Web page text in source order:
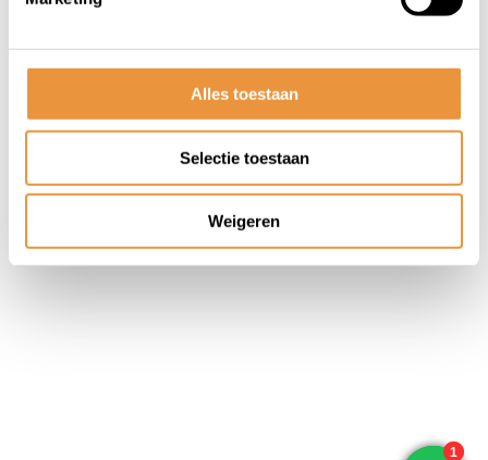
Alles toestaan
Selectie toestaan
Weigeren
Algemene voorwaarden Disclaimer
Privacy
Policy
Sitemap